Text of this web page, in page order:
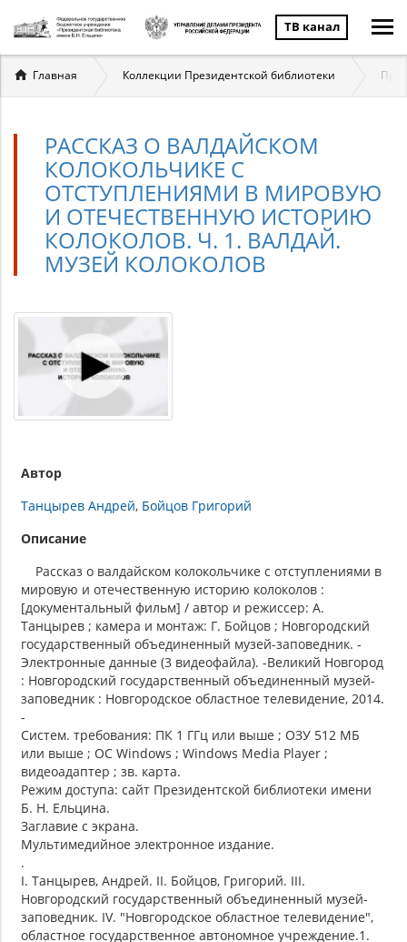
ТВ канал
Вы
здесь
Главная Коллекции Президентской библиотеки
РАССКАЗ О ВАЛДАЙСКОМ
КОЛОКОЛЬЧИКЕ С
ОТСТУПЛЕНИЯМИ В МИРОВУЮ
И ОТЕЧЕСТВЕННУЮ ИСТОРИЮ
КОЛОКОЛОВ. Ч. 1. ВАЛДАЙ.
МУЗЕЙ КОЛОКОЛОВ
Автор
Танцырев Андрей Бойцов Григорий
Описание
Рассказ о валдайском колокольчике с отступлениями в
мировую и отечественную историю колоколов :
[документальный фильм] / автор и режиссер: А.
Танцырев ; камера и монтаж: Г. Бойцов ; Новгородский
государственный объединенный музей-заповедник. -
Электронные данные (3 видеофайла). -Великий Новгород
: Новгородский государственный объединенный музей-
заповедник : Новгородское областное телевидение, 2014.
-
Систем. требования: ПК 1 ГГц или выше ; ОЗУ 512 МБ
или выше ; ОС Windows ; Windows Media Player ;
видеоадаптер ; зв. карта.
Режим доступа: сайт Президентской библиотеки имени
Б. Н. Ельцина.
Заглавие с экрана.
Мультимедийное электронное издание.
.
I. Танцырев, Андрей. II. Бойцов, Григорий. III.
Новгородский государственный объединенный музей-
заповедник. IV. "Новгородское областное телевидение",
областное государственное автономное учреждение.1.